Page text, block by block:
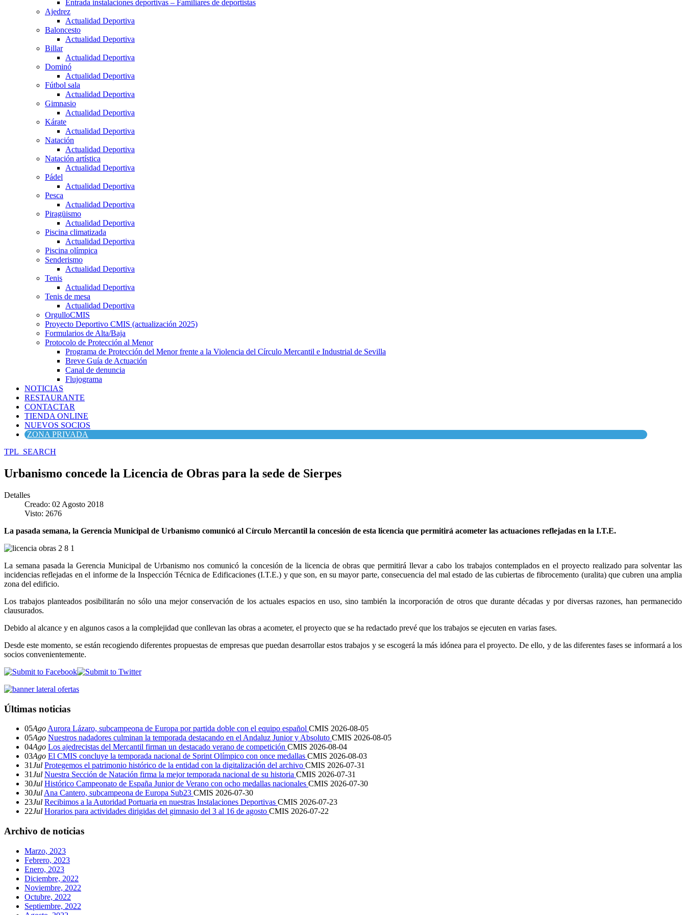
Entrada instalaciones deportivas – Familiares de deportistas
Ajedrez
Actualidad Deportiva
Baloncesto
Actualidad Deportiva
Billar
Actualidad Deportiva
Dominó
Actualidad Deportiva
Fútbol sala
Actualidad Deportiva
Gimnasio
Actualidad Deportiva
Kárate
Actualidad Deportiva
Natación
Actualidad Deportiva
Natación artística
Actualidad Deportiva
Pádel
Actualidad Deportiva
Pesca
Actualidad Deportiva
Piragüismo
Actualidad Deportiva
Piscina climatizada
Actualidad Deportiva
Piscina olímpica
Senderismo
Actualidad Deportiva
Tenis
Actualidad Deportiva
Tenis de mesa
Actualidad Deportiva
OrgulloCMIS
Proyecto Deportivo CMIS (actualización 2025)
Formularios de Alta/Baja
Protocolo de Protección al Menor
Programa de Protección del Menor frente a la Violencia del Círculo Mercantil e Industrial de Sevilla
Breve Guía de Actuación
Canal de denuncia
Flujograma
NOTICIAS
RESTAURANTE
CONTACTAR
TIENDA ONLINE
NUEVOS SOCIOS
ZONA PRIVADA
TPL_SEARCH
Urbanismo concede la Licencia de Obras para la sede de Sierpes
Detalles
Creado: 02 Agosto 2018
Visto: 2676
La pasada semana, la Gerencia Municipal de Urbanismo comunicó al Círculo Mercantil la concesión de esta licencia que permitirá acometer las actuaciones reflejadas en la I.T.E.
La semana pasada la Gerencia Municipal de Urbanismo nos comunicó la concesión de la licencia de obras que permitirá llevar a cabo los trabajos contemplados en el proyecto realizado para solventar las
incidencias reflejadas en el informe de la Inspección Técnica de Edificaciones (I.T.E.) y que son, en su mayor parte, consecuencia del mal estado de las cubiertas de fibrocemento (uralita) que cubren una amplia
zona del edificio.
Los trabajos planteados posibilitarán no sólo una mejor conservación de los actuales espacios en uso, sino también la incorporación de otros que durante décadas y por diversas razones, han permanecido
clausurados.
Debido al alcance y en algunos casos a la complejidad que conllevan las obras a acometer, el proyecto que se ha redactado prevé que los trabajos se ejecuten en varias fases.
Desde este momento, se están recogiendo diferentes propuestas de empresas que puedan desarrollar estos trabajos y se escogerá la más idónea para el proyecto. De ello, y de las diferentes fases se informará a los
socios convenientemente.
Últimas noticias
05Ago Aurora Lázaro, subcampeona de Europa por partida doble con el equipo español CMIS 2026-08-05
05Ago Nuestros nadadores culminan la temporada destacando en el Andaluz Junior y Absoluto CMIS 2026-08-05
04Ago Los ajedrecistas del Mercantil firman un destacado verano de competición CMIS 2026-08-04
03Ago El CMIS concluye la temporada nacional de Sprint Olímpico con once medallas CMIS 2026-08-03
31Jul Protegemos el patrimonio histórico de la entidad con la digitalización del archivo CMIS 2026-07-31
31Jul Nuestra Sección de Natación firma la mejor temporada nacional de su historia CMIS 2026-07-31
30Jul Histórico Campeonato de España Junior de Verano con ocho medallas nacionales CMIS 2026-07-30
30Jul Ana Cantero, subcampeona de Europa Sub23 CMIS 2026-07-30
23Jul Recibimos a la Autoridad Portuaria en nuestras Instalaciones Deportivas CMIS 2026-07-23
22Jul Horarios para actividades dirigidas del gimnasio del 3 al 16 de agosto CMIS 2026-07-22
Archivo de noticias
Marzo, 2023
Febrero, 2023
Enero, 2023
Diciembre, 2022
Noviembre, 2022
Octubre, 2022
Septiembre, 2022